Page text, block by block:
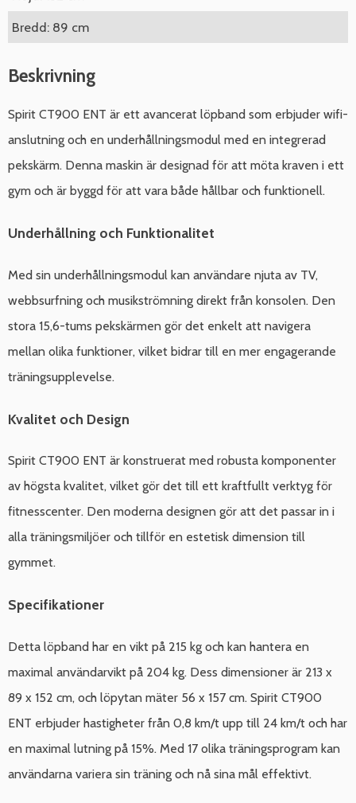
Bredd: 89 cm
Beskrivning
Spirit CT900 ENT är ett avancerat löpband som erbjuder wifi-
anslutning och en underhållningsmodul med en integrerad
pekskärm. Denna maskin är designad för att möta kraven i ett
gym och är byggd för att vara både hållbar och funktionell.
Underhållning och Funktionalitet
Med sin underhållningsmodul kan användare njuta av TV,
webbsurfning och musikströmning direkt från konsolen. Den
stora 15,6-tums pekskärmen gör det enkelt att navigera
mellan olika funktioner, vilket bidrar till en mer engagerande
träningsupplevelse.
Kvalitet och Design
Spirit CT900 ENT är konstruerat med robusta komponenter
av högsta kvalitet, vilket gör det till ett kraftfullt verktyg för
fitnesscenter. Den moderna designen gör att det passar in i
alla träningsmiljöer och tillför en estetisk dimension till
gymmet.
Specifikationer
Detta löpband har en vikt på 215 kg och kan hantera en
maximal användarvikt på 204 kg. Dess dimensioner är 213 x
89 x 152 cm, och löpytan mäter 56 x 157 cm. Spirit CT900
ENT erbjuder hastigheter från 0,8 km/t upp till 24 km/t och har
en maximal lutning på 15%. Med 17 olika träningsprogram kan
användarna variera sin träning och nå sina mål effektivt.